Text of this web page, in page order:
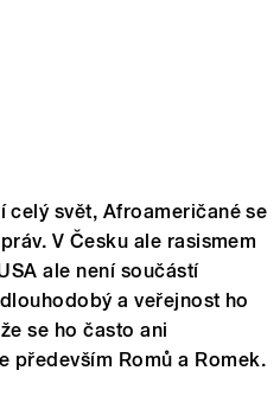
celý svět, Afroameričané se
V Česku ale rasismem
ale není součástí
a veřejnost ho
se ho často ani
především Romů a Romek.